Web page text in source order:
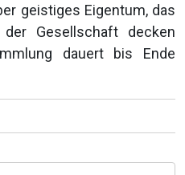
geistiges Eigentum, das
Gesellschaft decken
dauert bis Ende